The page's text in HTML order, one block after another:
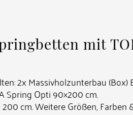
mit
2x Massivholzunterbau
Spring Opti 90×200 cm.
cm. Weitere Größen, Farben